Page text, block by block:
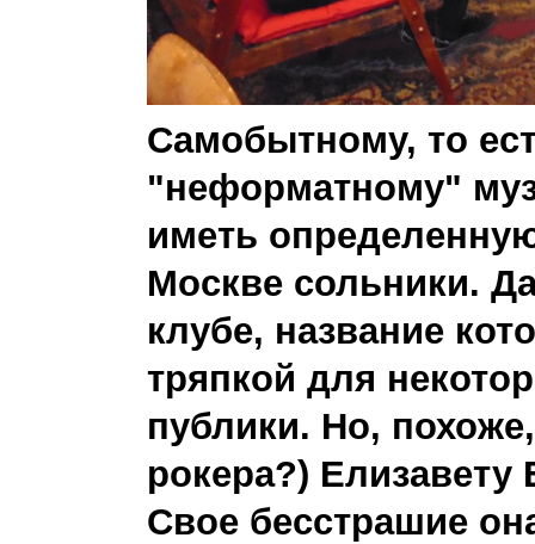
Самобытному, то
"неформатному"
иметь
Москве сольники.
клубе, название
тряпкой для
публики. Но,
рокера?) Елизавету
Свое бесстрашие